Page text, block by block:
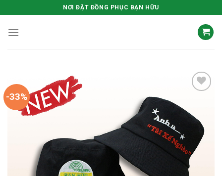
to
content
NƠI ĐẶT ĐỒNG PHỤC BẠN HỮU
-33%
Add to
wishlist